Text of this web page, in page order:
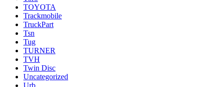
TOYOTA
Trackmobile
TruckPart
Tsn
Tug
TURNER
TVH
Twin Disc
Uncategorized
Urb